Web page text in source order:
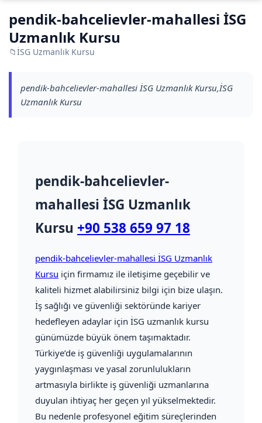
pendik-bahcelievler-mahallesi İSG
Uzmanlık Kursu
📁İSG Uzmanlık Kursu
pendik-bahcelievler-mahallesi İSG Uzmanlık Kursu,İSG
Uzmanlık Kursu
pendik-bahcelievler-
mahallesi İSG Uzmanlık
Kursu +90 538 659 97 18
pendik-bahcelievler-mahallesi İSG Uzmanlık
Kursu için firmamız ile iletişime geçebilir ve
kaliteli hizmet alabilirsiniz bilgi için bize ulaşın.
İş sağlığı ve güvenliği sektöründe kariyer
hedefleyen adaylar için İSG uzmanlık kursu
günümüzde büyük önem taşımaktadır.
Türkiye’de iş güvenliği uygulamalarının
yaygınlaşması ve yasal zorunlulukların
artmasıyla birlikte iş güvenliği uzmanlarına
duyulan ihtiyaç her geçen yıl yükselmektedir.
Bu nedenle profesyonel eğitim süreçlerinden